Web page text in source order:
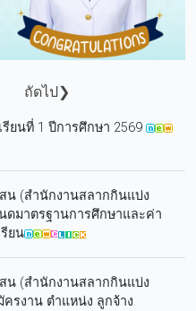
ถัดไป❯
ยนที่ 1 ปีการศึกษา 2569
น (สำนักงานสลากกินแบ่ง
ดมาตรฐานการศึกษาและค่า
รียน
น (สำนักงานสลากกินแบ่ง
ครงาน ตำแหน่ง ลูกจ้าง